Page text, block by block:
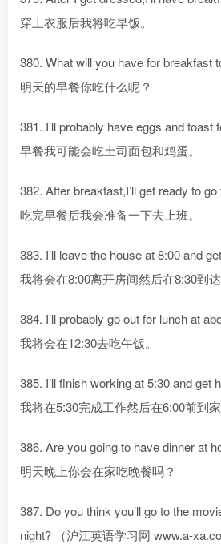
穿上衣服后我将吃早饭。
380. What will you have for breakfast
明天的早餐你吃什么呢？
381. I’ll probably have eggs and toast
早餐我可能会吃土司面包和鸡蛋。
382. After breakfast,I’ll get ready to
吃完早餐后我会准备一下去上班。
383. I’ll leave the house at 8:00 and
我将会在8:00离开房间然后在8:30到达
384. I’ll probably go out for lunch at
我将会在12:30去吃午饭。
385. I’ll finish working at 5:30 and get
我将在5:30完成工作然后在6:00前到家
386. Are you going to have dinner at
明天晚上你会在家吃晚餐吗？
387. Do you think you’ll go to the
night? （沪江英语学习网 www.a-